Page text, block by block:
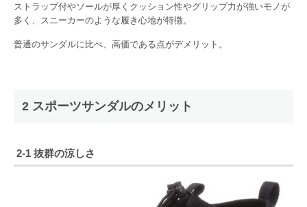
ストラップ付やソールが厚くクッション性やグリップ力が強いモノが
多く、スニーカーのような履き心地が特徴。
普通のサンダルに比べ、高価である点がデメリット。
2 スポーツサンダルのメリット
2-1 抜群の涼しさ